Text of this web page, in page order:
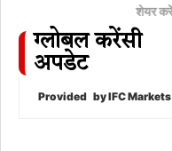
शेयर करें -
ग्लोबल करेंसी
अपडेट
Provided by IFC Markets